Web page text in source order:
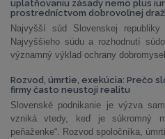
uplatňovaniu zásady nemo plus
prostredníctvom dobrovoľnej
Najvyšší súd Slovenskej
Najvyššieho súdu a rozhodnutí
významný výklad ochrany
Rozvod, úmrtie, exekúcia: Prečo
firmy často neustojí realitu
Slovenské podnikanie je výzva
vzniká vtedy, keď je súkromný
peňaženke“. Rozvod spoločníka,